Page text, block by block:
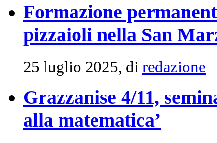
Formazione
pizzaioli nella San
25 luglio 2025, di redazione
Grazzanise 4/11,
alla matematica’